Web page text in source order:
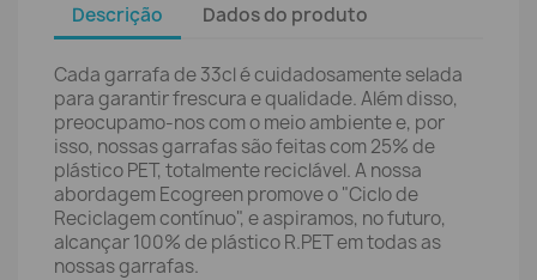
Descrição Dados do produto
Cada garrafa de 33cl é cuidadosamente selada
para garantir frescura e qualidade. Além disso,
preocupamo-nos com o meio ambiente e, por
isso, nossas garrafas são feitas com 25% de
plástico PET, totalmente reciclável. A nossa
abordagem Ecogreen promove o "Ciclo de
Reciclagem contínuo", e aspiramos, no futuro,
alcançar 100% de plástico R.PET em todas as
nossas garrafas.